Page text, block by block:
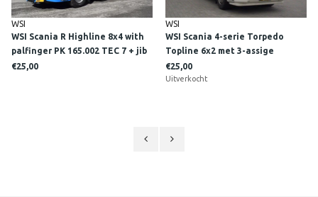
WSI
WSI Scania R Highline 8x4 with
palfinger PK 165.002 TEC 7 + jib
HAVATOR
€25,00
WSI
WSI Scania 4-serie Torpedo
Topline 6x2 met 3-assige
koeloplegger HOVOTRANS
€25,00
Uitverkocht